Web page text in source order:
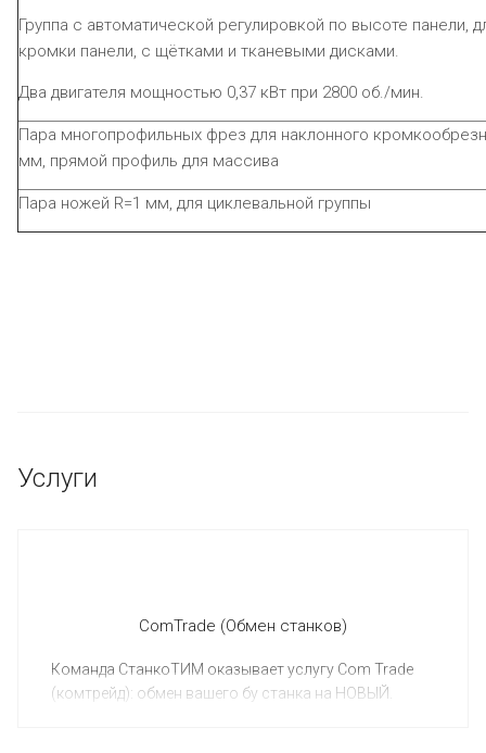
Группа с автоматической регулировкой по высоте панели,
кромки панели, с щётками и тканевыми дисками.
Два двигателя мощностью 0,37 кВт при 2800 об./мин.
Пара многопрофильных фрез для наклонного
мм, прямой профиль для массива
Пара ножей R=1 мм, для циклевальной группы
Услуги
ComTrade (Обмен станков)
Команда СтанкоТИМ оказывает услугу Com Trade
(комтрейд): обмен вашего бу станка на НОВЫЙ.